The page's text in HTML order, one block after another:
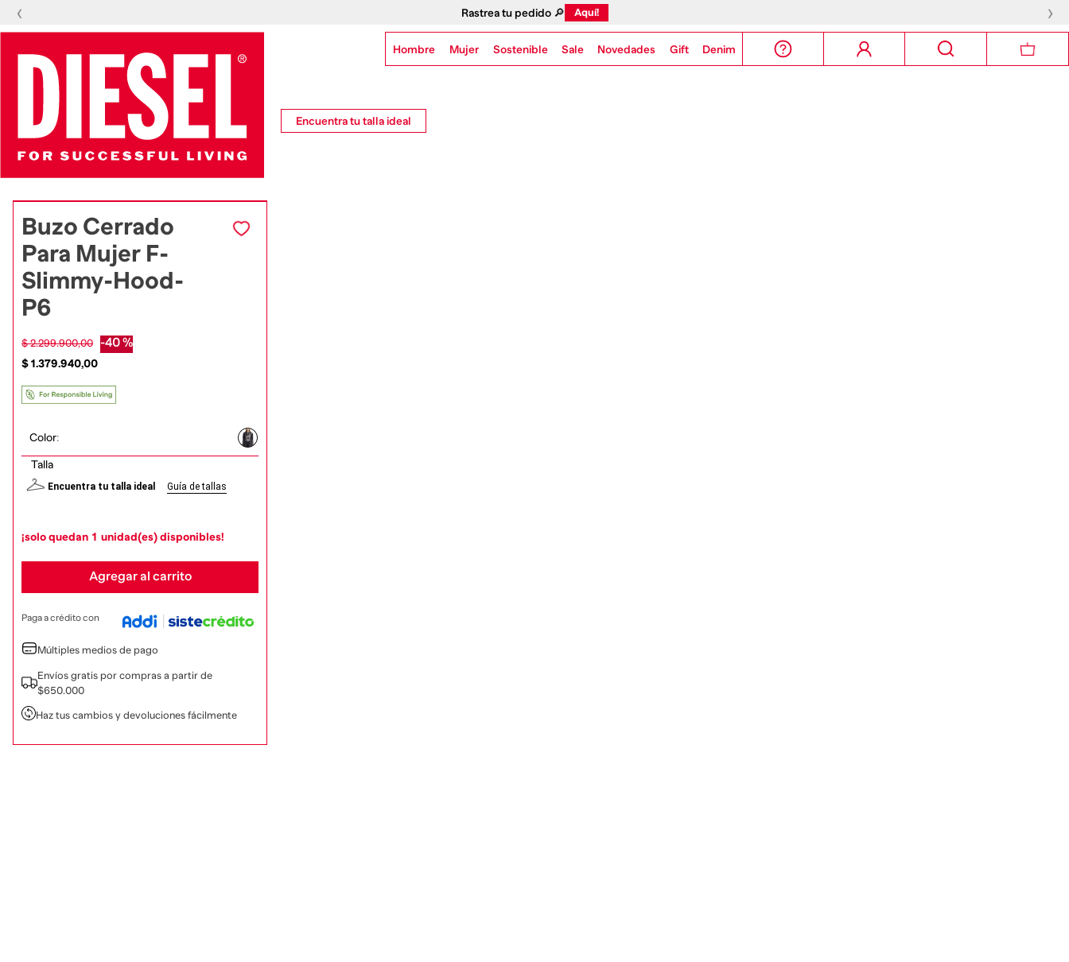
‹ Rastrea tu pedido 🔎 Aquí! ›
Hombre Mujer Sostenible Sale Novedades Gift Denim
Encuentra tu talla ideal
Buzo Cerrado
Para Mujer F-
Slimmy-Hood-
P6
$ 2.299.900,00 -40 %
$1.379.940,00
Color:
Talla
Encuentra tu talla ideal Guía de tallas
¡solo quedan 1 unidad(es) disponibles!
Agregar al carrito
Paga a crédito con
Múltiples medios de pago
Envíos gratis por compras a partir de
$650.000
Haz tus cambios y devoluciones fácilmente